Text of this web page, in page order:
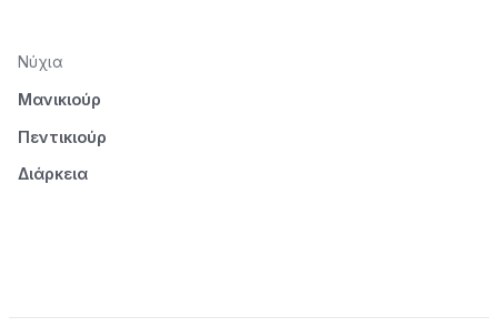
Νύχια
Μανικιούρ
Πεντικιούρ
Διάρκεια